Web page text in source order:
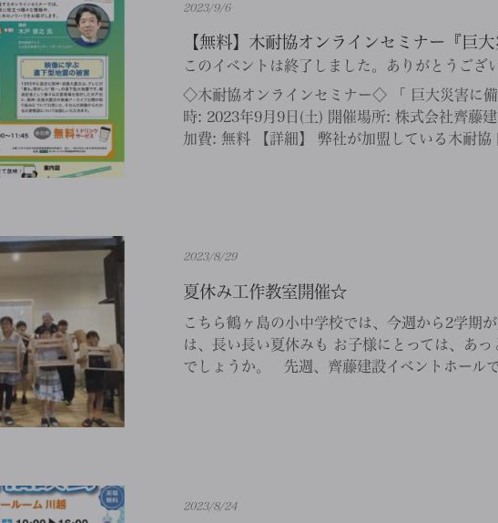
2023/9/6
【無料】木耐協オンラインセミナー『巨
このイベントは終了しました。ありがとうござ
◇木耐協オンラインセミナー◇ 「 巨大災害に備
時: 2023年9月9日(土) 開催場所: 株式会社齊藤
加費: 無料 【詳細】 弊社が加盟している木耐
2023/8/29
夏休み工作教室開催☆
こちら鶴ヶ島の小中学校では、今週から2学期
は、長い長い夏休みも お子様にとっては、あ
でしょうか。 先週、齊藤建設イベントホール
2023/8/24